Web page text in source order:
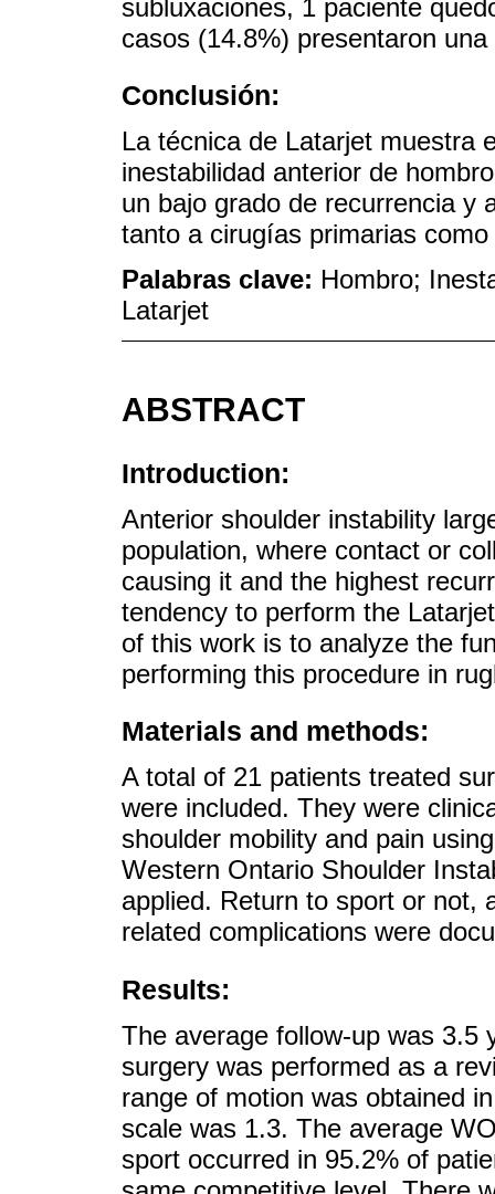
subluxaciones, 1 paciente
casos (14.8%) presentaron
Conclusión:
La técnica de Latarjet muestra
inestabilidad anterior de
un bajo grado de recurrencia y
tanto a cirugías primarias
Palabras clave: Hombro;
Latarjet
ABSTRACT
Introduction:
Anterior shoulder instability
population, where contact or
causing it and the highest
tendency to perform the
of this work is to analyze the
performing this procedure in
Materials and methods:
A total of 21 patients treated
were included. They were
shoulder mobility and pain
Western Ontario Shoulder
applied. Return to sport or not,
related complications were
Results:
The average follow-up was 3.5
surgery was performed as a
range of motion was obtained
scale was 1.3. The average
sport occurred in 95.2% of